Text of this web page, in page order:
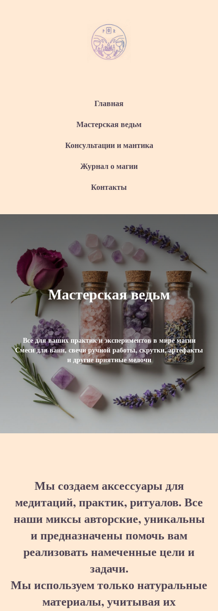
Главная
Мастерская ведьм
Консультации и мантика
Журнал о магии
Контакты
Мастерская ведьм
Все для ваших практик и экспериментов в мире магии
Смеси для ванн, свечи ручной работы, скрутки, артефакты
и другие приятные мелочи
Мы создаем аксессуары для
медитаций, практик, ритуалов. Все
наши миксы авторские, уникальны
и предназначены помочь вам
реализовать намеченные цели и
задачи.
Мы используем только натуральные
материалы, учитывая их